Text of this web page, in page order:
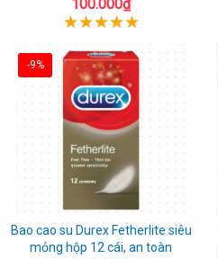
100.000₫
-9%
Bao cao su Durex Fetherlite siêu
mỏng hộp 12 cái, an toàn